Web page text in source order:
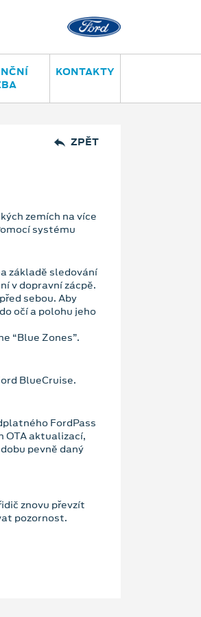
KONTAKTY
ZPĚT
zemích na více
systému
základě sledování
v dopravní zácpě.
sebou. Aby
očí a polohu jeho
“Blue Zones”.
BlueCruise.
FordPass
OTA aktualizací,
pevně daný
znovu převzít
pozornost.